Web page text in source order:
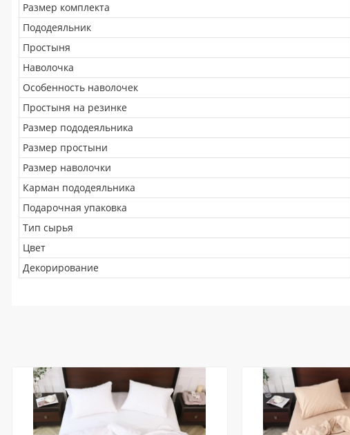
Размер комплекта
Пододеяльник
Простыня
Наволочка
Особенность наволочек
Простыня на резинке
Размер пододеяльника
Размер простыни
Размер наволочки
Карман пододеяльника
Подарочная упаковка
Тип сырья
Цвет
Декорирование